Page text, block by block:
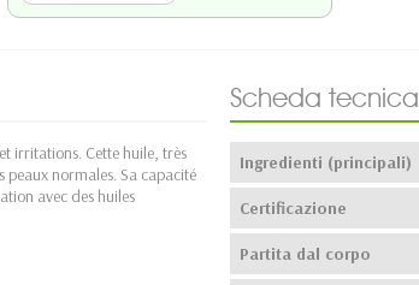
irritations. Cette huile, très
peaux normales. Sa capacité
avec des huiles
Scheda tecnica
Ingredienti (principali)
Certificazione
Partita dal corpo